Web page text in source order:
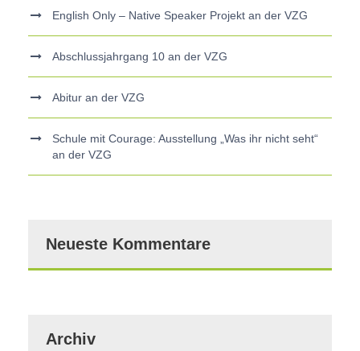
English Only – Native Speaker Projekt an der VZG
Abschlussjahrgang 10 an der VZG
Abitur an der VZG
Schule mit Courage: Ausstellung „Was ihr nicht seht“
an der VZG
Neueste Kommentare
Archiv